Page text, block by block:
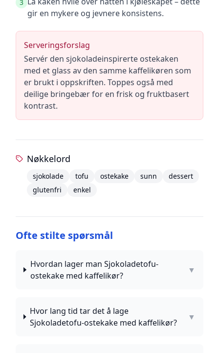
3
gir en mykere og jevnere konsistens.
Serveringsforslag
Servér den sjokoladeinspirerte ostekaken
med et glass av den samme kaffelikøren som
er brukt i oppskriften. Toppes også med
deilige bringebær for en frisk og fruktbasert
kontrast.
Nøkkelord
sjokolade tofu ostekake sunn
dessert
glutenfri
enkel
Ofte stilte spørsmål
Hvordan lager man Sjokoladetofu-
ostekake med kaffelikør?
▼
Hvor lang tid tar det å lage
Sjokoladetofu-ostekake med kaffelikør?
▼